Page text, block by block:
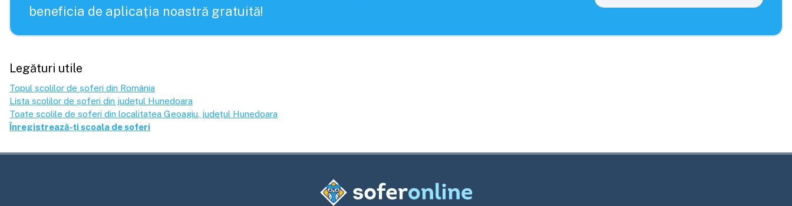
beneficia de aplicația noastră gratuită!
Legături utile
Topul școlilor de șoferi din România
Lista școlilor de șoferi din județul Hunedoara
Toate școlile de șoferi din localitatea Geoagiu , județul Hunedoara
Înregistrează-ți școala de șoferi